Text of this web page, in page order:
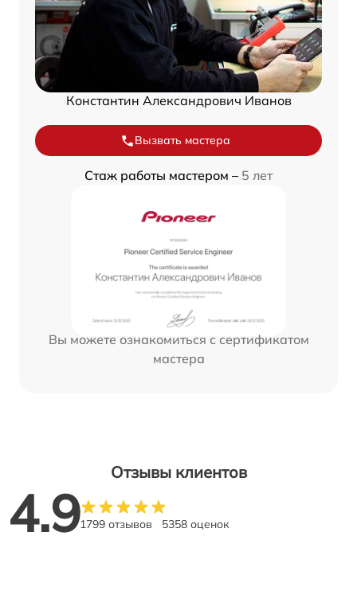
Константин Александрович Иванов
Вызвать мастера
Стаж работы мастером – 5 лет
Вы можете ознакомиться с сертификатом
мастера
Отзывы клиентов
4.91799 отзывов 5358 оценок